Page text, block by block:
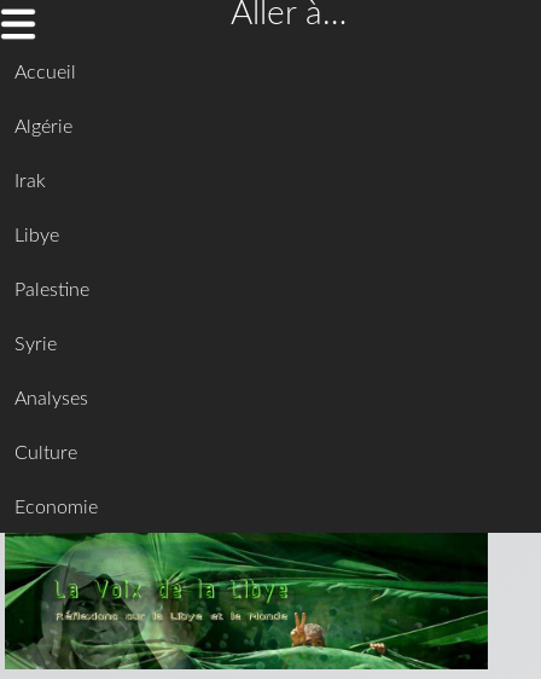
Aller à…
Accueil
Algérie
Irak
Libye
Palestine
Syrie
Analyses
Culture
Economie